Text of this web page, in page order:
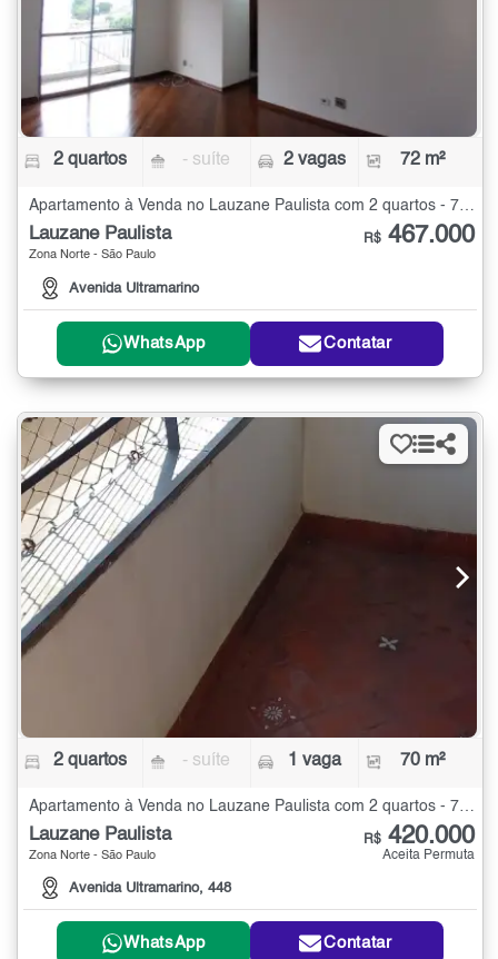
2 quartos - suíte 2 vagas 72 m²
Apartamento à Venda no Lauzane Paulista com 2 quartos - 72 m²
Lauzane Paulista
Zona Norte - São Paulo
Avenida Ultramarino
R$ 467.000
WhatsApp Contatar
2 quartos - suíte 1 vaga 70 m²
Lauzane Paulista
Zona Norte - São Paulo
Avenida Ultramarino, 448
R$ 420.000
Aceita Permuta
WhatsApp Contatar